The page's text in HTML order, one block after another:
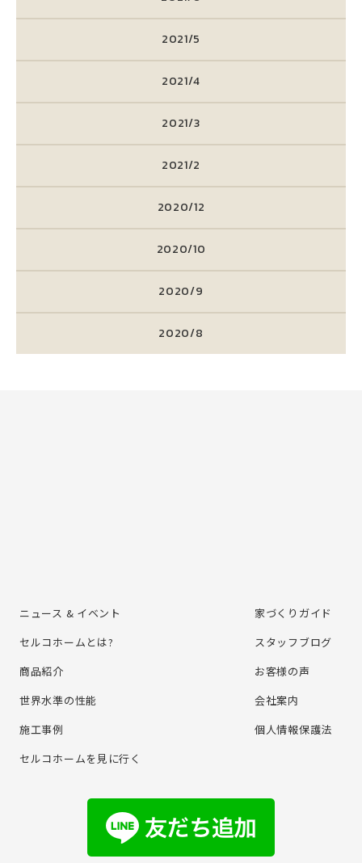
2021/5
2021/4
2021/3
2021/2
2020/12
2020/10
2020/9
2020/8
ニュース & イベント
セルコホームとは?
商品紹介
世界水準の性能
施⼯事例
セルコホームを⾒に⾏く
家づくりガイド
スタッフブログ
お客様の声
会社案内
個⼈情報保護法